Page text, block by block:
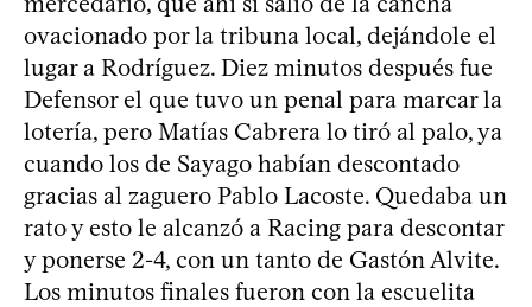
ovacionado por la tribuna local, dejándole el
lugar a Rodríguez. Diez minutos después fue
Defensor el que tuvo un penal para marcar la
lotería, pero Matías Cabrera lo tiró al palo, ya
cuando los de Sayago habían descontado
gracias al zaguero Pablo Lacoste. Quedaba un
rato y esto le alcanzó a Racing para descontar
y ponerse 2-4, con un tanto de Gastón Alvite.
Los minutos finales fueron con la escuelita